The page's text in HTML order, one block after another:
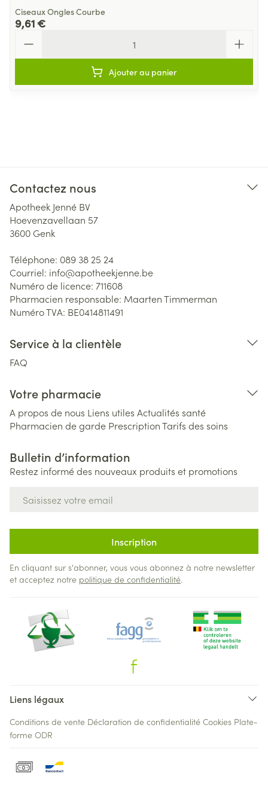
Ciseaux Ongles Courbe
9,61 €
Ajouter au panier
Contactez nous
Apotheek Jenné BV
Hoevenzavellaan 57
3600 Genk
Téléphone: 089 38 25 24
Courriel: info@apotheekjenne.be
Numéro de licence: 711608
Pharmacien responsable: Maarten Timmerman
Numéro TVA: BE0414811491
Service à la clientèle
FAQ
Votre pharmacie
A propos de nous Liens utiles Actualités santé
Pharmacien de garde PrescriptionTarifs des soins
Bulletin d’information
Restez informé des nouveaux produits et promotions
Inscription
En cliquant sur s'abonner, vous vous abonnez à notre newsletter
et acceptez notre politique de confidentialité.
Liens légaux
Conditions de vente Déclaration de confidentialité Cookies Plate-
forme ODR